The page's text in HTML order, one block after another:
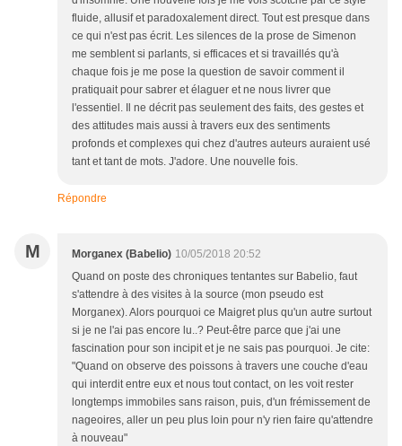
fluide, allusif et paradoxalement direct. Tout est presque dans
ce qui n'est pas écrit. Les silences de la prose de Simenon
me semblent si parlants, si efficaces et si travaillés qu'à
chaque fois je me pose la question de savoir comment il
pratiquait pour sabrer et élaguer et ne nous livrer que
l'essentiel. Il ne décrit pas seulement des faits, des gestes et
des attitudes mais aussi à travers eux des sentiments
profonds et complexes qui chez d'autres auteurs auraient usé
tant et tant de mots. J'adore. Une nouvelle fois.
Répondre
M Morganex (Babelio) 10/05/2018 20:52
Quand on poste des chroniques tentantes sur Babelio, faut
s'attendre à des visites à la source (mon pseudo est
Morganex). Alors pourquoi ce Maigret plus qu'un autre surtout
si je ne l'ai pas encore lu..? Peut-être parce que j'ai une
fascination pour son incipit et je ne sais pas pourquoi. Je cite:
"Quand on observe des poissons à travers une couche d'eau
qui interdit entre eux et nous tout contact, on les voit rester
longtemps immobiles sans raison, puis, d'un frémissement de
nageoires, aller un peu plus loin pour n'y rien faire qu'attendre
à nouveau"